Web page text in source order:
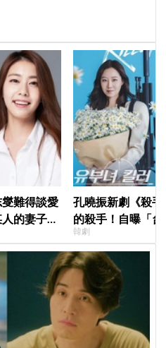
燮難得談愛
的妻子」
孔曉振新劇《殺
的殺手！自曝「
小很多XD
韓劇